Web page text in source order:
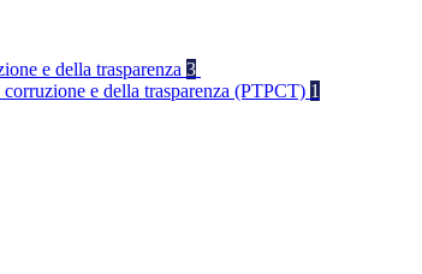
e della trasparenza 3
e della trasparenza (PTPCT) 1